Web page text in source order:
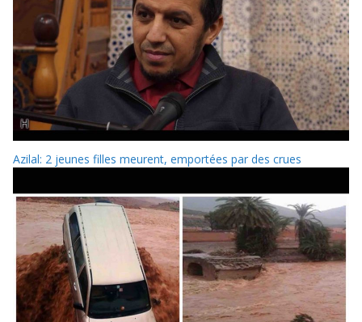
Azilal: 2 jeunes filles meurent, emportées par des crues